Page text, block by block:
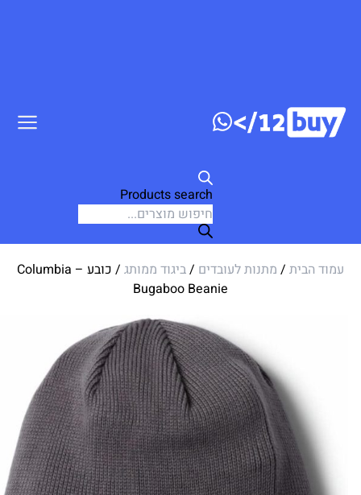
Products search
עמוד הבית/מתנות לעובדים/ ביגוד ממותג
/ כובע Columbia –
Bugaboo Beanie